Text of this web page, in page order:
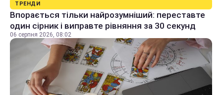
ТРЕНДИ
Впорається тільки найрозумніший: переставте
один сірник і виправте рівняння за 30 секунд
06 серпня 2026, 08:02